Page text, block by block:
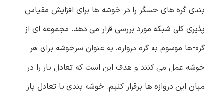
بندی گره های حسگر را در خوشه ها برای افزایش مقیاس
پذیری کلی شبکه مورد بررسی قرار می دهد. مجموعه ای از
گره-ها موسوم به گره دروازه، به عنوان سرخوشه برای هر
خوشه عمل می کنند و هدف این است که تعادل بار را در
میان این دروازه ها برقرار کنیم. خوشه بندی با تعادل بار